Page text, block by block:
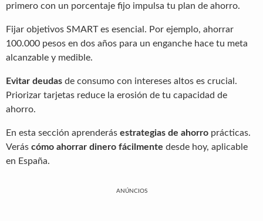
primero con un porcentaje fijo impulsa tu plan de ahorro.
Fijar objetivos SMART es esencial. Por ejemplo, ahorrar
100.000 pesos en dos años para un enganche hace tu meta
alcanzable y medible.
Evitar deudas de consumo con intereses altos es crucial.
Priorizar tarjetas reduce la erosión de tu capacidad de
ahorro.
En esta sección aprenderás estrategias de ahorro prácticas.
Verás cómo ahorrar dinero fácilmente desde hoy, aplicable
en España.
ANÚNCIOS